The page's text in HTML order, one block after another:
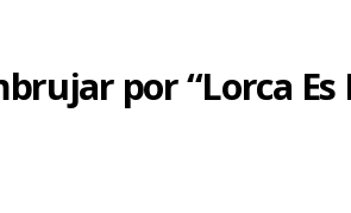
por “Lorca